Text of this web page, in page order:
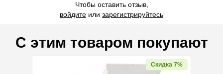
Чтобы оставить отзыв,
войдите или зарегистрируйтесь
С этим товаром покупают
Скидка 7%